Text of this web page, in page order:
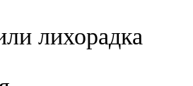
лихорадка